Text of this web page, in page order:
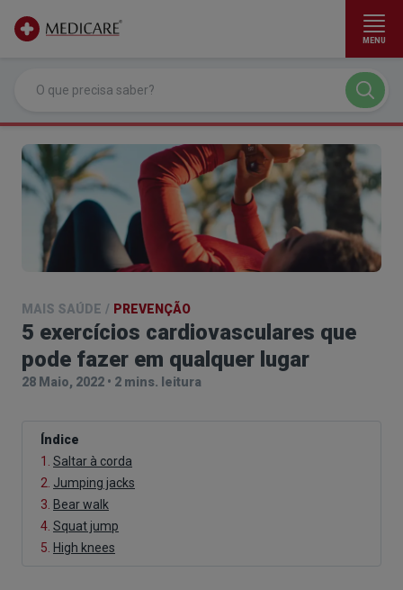
MENU
MAIS SAÚDE / PREVENÇÃO
5 exercícios cardiovasculares que
pode fazer em qualquer lugar
28 Maio, 2022 • 2 mins. leitura
Índice
1. Saltar à corda
2. Jumping jacks
3. Bear walk
4. Squat jump
5. High knees